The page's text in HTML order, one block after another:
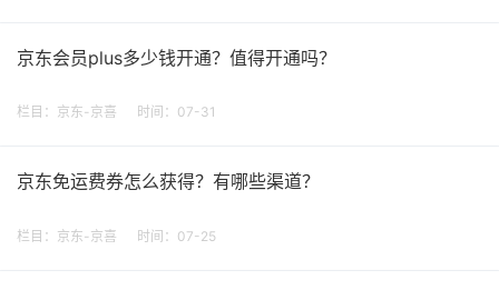
京东会员plus多少钱开通？值得开通吗？
栏目： 京东-京喜 时间：07-31
京东免运费券怎么获得？有哪些渠道？
栏目： 京东-京喜 时间：07-25